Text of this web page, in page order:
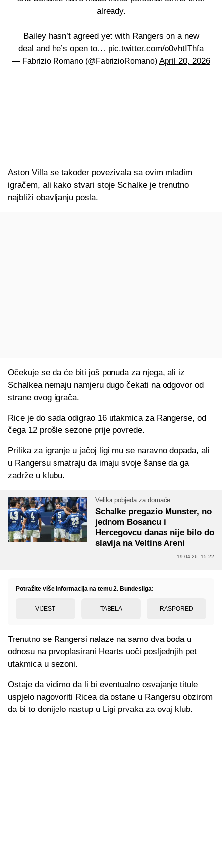
already.
Bailey hasn’t agreed yet with Rangers on a new
deal and he’s open to… pic.twitter.com/o0vhtIThfa
— Fabrizio Romano (@FabrizioRomano) April 20, 2026
Aston Villa se također povezivala sa ovim mladim
igračem, ali kako stvari stoje Schalke je trenutno
najbliži obavljanju posla.
Očekuje se da će biti još ponuda za njega, ali iz
Schalkea nemaju namjeru dugo čekati na odgovor od
strane ovog igrača.
Rice je do sada odigrao 16 utakmica za Rangerse, od
čega 12 prošle sezone prije povrede.
Prilika za igranje u jačoj ligi mu se naravno dopada, ali
u Rangersu smatraju da imaju svoje šanse da ga
zadrže u klubu.
Velika pobjeda za domaće
Schalke pregazio Munster, no
jednom Bosancu i
Hercegovcu danas nije bilo do
slavlja na Veltins Areni
19.04.26. 15:22
Potražite više informacija na temu 2. Bundesliga:
VIJESTI TABELA RASPORED
Trenutno se Rangersi nalaze na samo dva boda u
odnosu na prvoplasirani Hearts uoči posljednjih pet
utakmica u sezoni.
Ostaje da vidimo da li bi eventualno osvajanje titule
uspjelo nagovoriti Ricea da ostane u Rangersu obzirom
da bi to donijelo nastup u Ligi prvaka za ovaj klub.